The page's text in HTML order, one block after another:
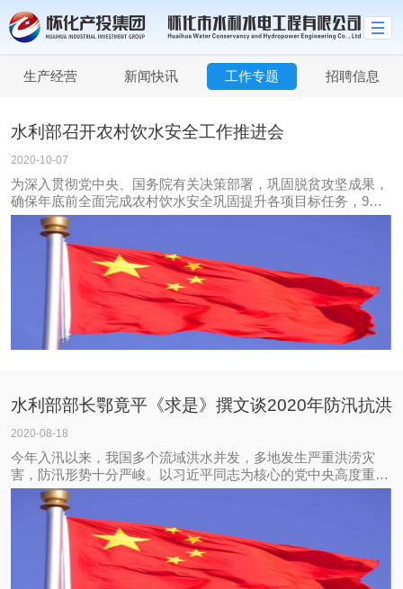
生产经营 新闻快讯 工作专题 招聘信息
水利部召开农村饮水安全工作推进会
2020-10-07
为深入贯彻党中央、国务院有关决策部署，巩固脱贫攻坚成果，
确保年底前全面完成农村饮水安全巩固提升各项目标任务，9月
29日，水利部会同发展改革委、财政部、卫生健康委、国务院扶
贫办，联合召开农村饮水安全工作推进会。水利部副部长田学斌
出席会议并讲话。
水利部部长鄂竟平《求是》撰文谈2020年防汛抗洪
2020-08-18
今年入汛以来，我国多个流域洪水并发，多地发生严重洪涝灾
害，防汛形势十分严峻。以习近平同志为核心的党中央高度重视
汛情险情灾情。习近平总书记始终牵挂着灾区群众安危，在防汛
抗洪的关键时刻连续作出重要指示、发表重要讲话、提出明确要
求，为做好防汛抗洪工作提供了根本遵循和